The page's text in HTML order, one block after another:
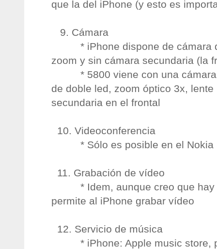
que la del iPhone (y esto es
9. Cámara
* iPhone dispone de cámara
zoom y sin cámara secundaria (la
* 5800 viene con una cámara
de doble led, zoom óptico 3x,
secundaria en el frontal
10. Videoconferencia
* Sólo es posible en el Nokia
11. Grabación de vídeo
* Idem, aunque creo que hay
permite al iPhone grabar vídeo
12. Servicio de música
* iPhone: Apple music store,